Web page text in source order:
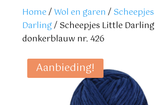
Home/Wol en garen /Scheepjes
Darling/ Scheepjes Little Darling
donkerblauw nr. 426
Aanbieding!